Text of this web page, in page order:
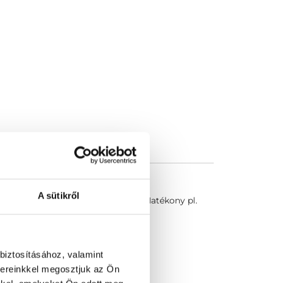
A sütikről
valamint
megosztjuk az Ön
pontokat kézi lézerrel kezelik. Hatékony pl.